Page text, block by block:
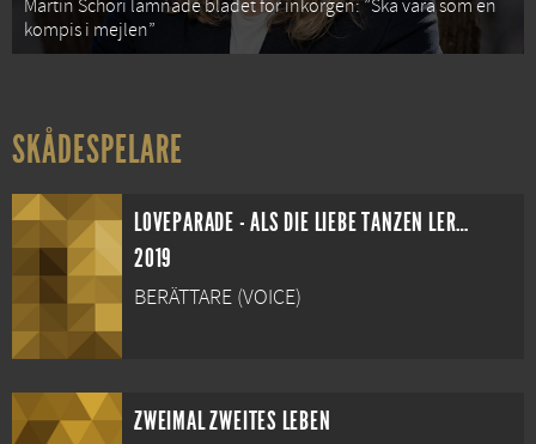
Martin Schori lämnade bladet för inkorgen: ”Ska vara som en
kompis i mejlen”
SKÅDESPELARE
LOVEPARADE - ALS DIE LIEBE TANZEN LERNTE
2019
BERÄTTARE (VOICE)
ZWEIMAL ZWEITES LEBEN